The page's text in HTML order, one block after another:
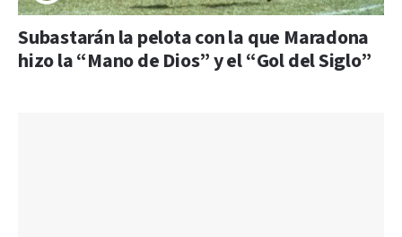
Subastarán la pelota con la que Maradona
hizo la “Mano de Dios” y el “Gol del Siglo”